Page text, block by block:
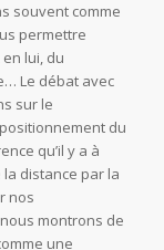
souvent comme
permettre
en lui, du
Le débat avec
sur le
du
qu’il y a à
la distance par la
nos
montrons de
une